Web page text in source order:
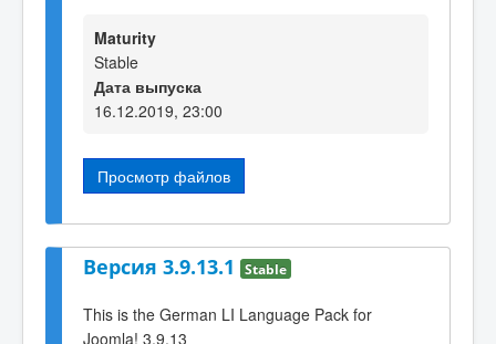
Maturity
Stable
Дата выпуска
16.12.2019, 23:00
Просмотр файлов
Версия 3.9.13.1 Stable
This is the German LI Language Pack for
Joomla! 3.9.13